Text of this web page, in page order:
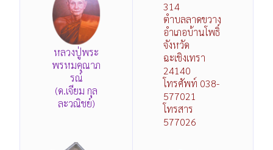
หลวงปู่พระ
พรหมคุณาภ
รณ์
(ด.เจียม กุล
ละวณิชย์)
314
ตำบลลาดขวาง
อำเภอบ้านโพธิ์
จังหวัด
ฉะเชิงเทรา
24140
โทรศัพท์ 038-
577021
โทรสาร
577026